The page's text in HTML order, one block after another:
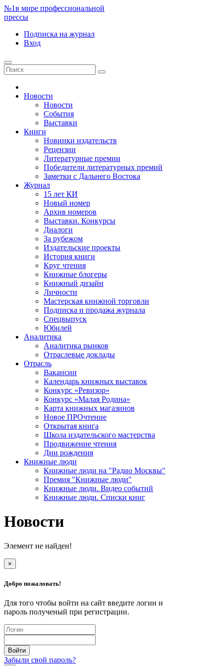
№1в мире профессиональной
прессы
Подписка на журнал
Вход
Новости
Новости
События
Выставки
Книги
Новинки издательств
Рецензии
Литературные премии
Победители литературных премий
Заметки с Дальнего Востока
Журнал
15 лет КИ
Новый номер
Архив номеров
Выставки. Конкурсы
Диалоги
За рубежом
Издательские проекты
История книги
Круг чтения
Книжные блогеры
Книжный дизайн
Личности
Мастерская книжной торговли
Подписка и продажа журнала
Спецвыпуск
Юбилей
Аналитика
Аналитика рынков
Отраслевые доклады
Отрасль
Вакансии
Календарь книжных выставок
Конкурс «Ревизор»
Конкурс «Малая Родина»
Карта книжных магазинов
Новое ПРОчтение
Открытая книга
Школа издательского мастерства
Продвижение чтения
Дни рождения
Книжные люди
Книжные люди на "Радио Москвы"
Премия "Книжные люди"
Книжные люди. Видео событий
Книжные люди. Списки книг
Новости
Элемент не найден!
×
Добро пожаловать!
Для того чтобы войти на сайт введите логин и
пароль полученый при регистрации.
Забыли свой пароль?